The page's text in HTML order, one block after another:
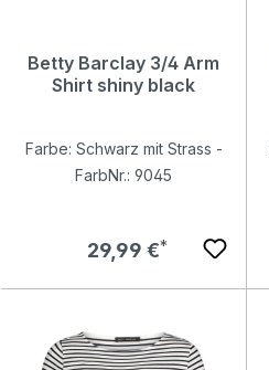
Betty Barclay 3/4 Arm
Shirt shiny black
Farbe: Schwarz mit Strass -
FarbNr.: 9045
Regulärer Preis:
29,99 €